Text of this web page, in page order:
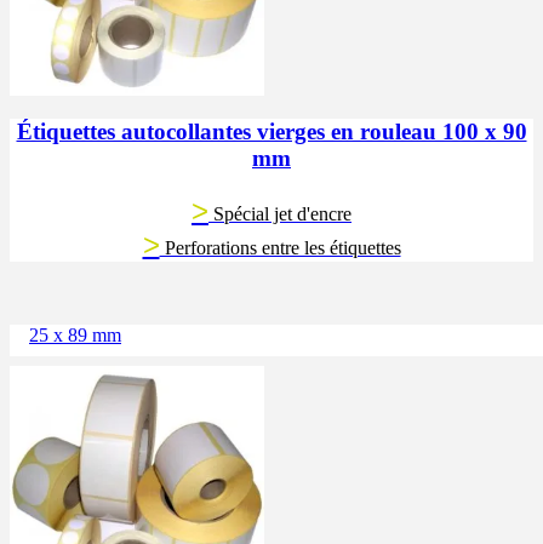
Étiquettes autocollantes vierges en rouleau 100 x 90
mm
> Spécial jet d'encre
> Perforations entre les étiquettes
25 x 89 mm